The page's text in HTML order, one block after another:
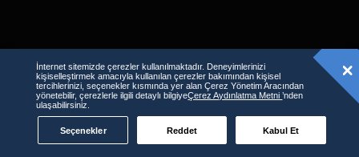
İnternet sitemizde çerezler kullanılmaktadır. Deneyimlerinizi
kişiselleştirmek amacıyla kullanılan çerezler bakımından kişisel
tercihlerinizi, seçenekler kısmında yer alan Çerez Yönetim Aracından
yönetebilir, çerezlerle ilgili detaylı bilgiyeÇerez Aydınlatma Metni’nden
ulaşabilirsiniz.
Seçenekler Reddet Kabul Et